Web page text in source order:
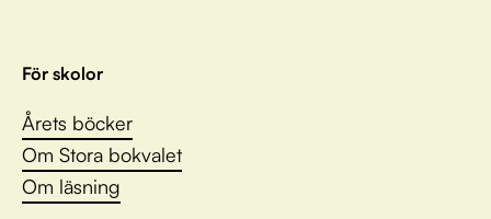
För skolor
Årets böcker
Om Stora bokvalet
Om läsning